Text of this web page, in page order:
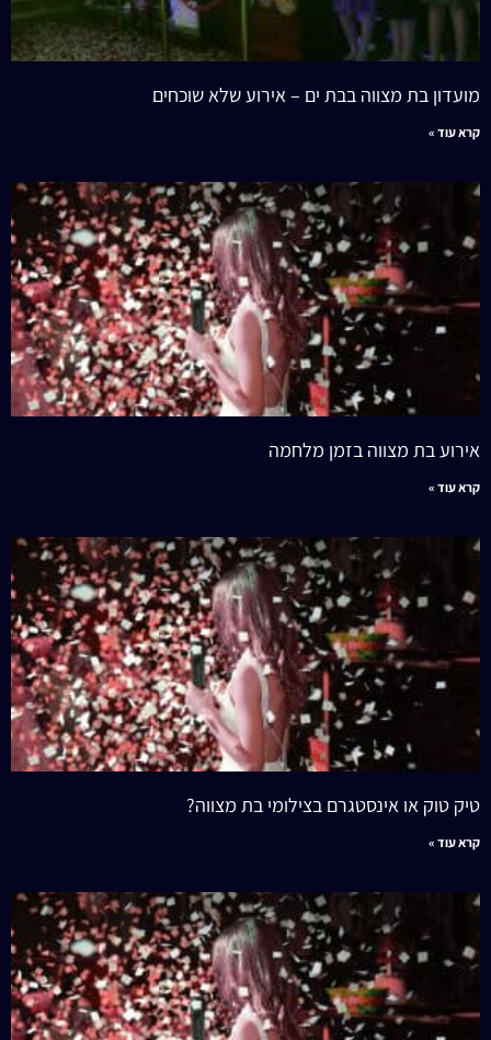
מועדון בת מצווה בבת ים – אירוע שלא שוכחים
קרא עוד »
אירוע בת מצווה בזמן מלחמה
קרא עוד »
טיק טוק או אינסטגרם בצילומי בת מצווה?
קרא עוד »